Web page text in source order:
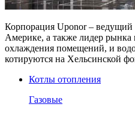
Корпорация Uponor – ведущий
Америке, а также лидер
охлаждения помещений, и
котируются на Хельсинской
Котлы отопления
Газовые